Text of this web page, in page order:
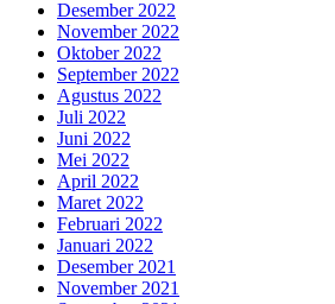
Desember 2022
November 2022
Oktober 2022
September 2022
Agustus 2022
Juli 2022
Juni 2022
Mei 2022
April 2022
Maret 2022
Februari 2022
Januari 2022
Desember 2021
November 2021